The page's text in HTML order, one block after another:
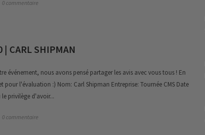
0 commentaire
| CARL SHIPMAN
nous avons pensé partager les avis avec vous tous ! En
l'évaluation :) Nom: Carl Shipman Entreprise: Tournée CMS Date
privilège d'avoir...
0 commentaire